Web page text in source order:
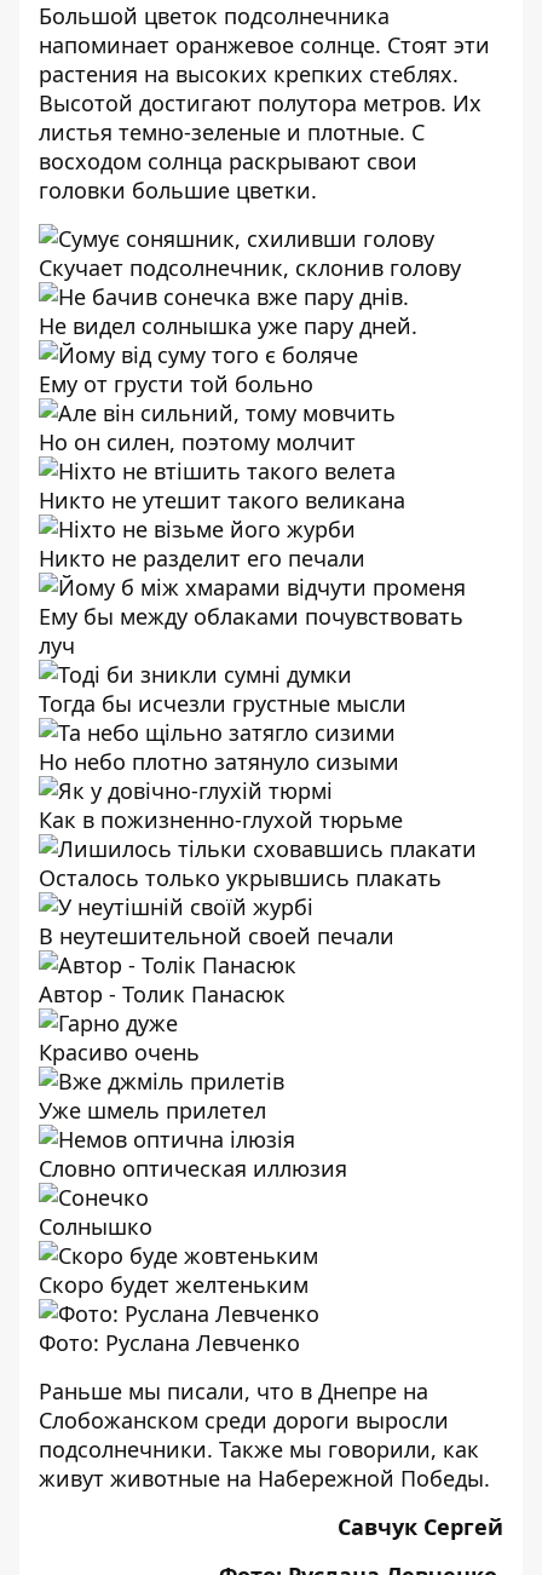
Большой цветок подсолнечника
напоминает оранжевое солнце. Стоят эти
растения на высоких крепких стеблях.
Высотой достигают полутора метров. Их
листья темно-зеленые и плотные. С
восходом солнца раскрывают свои
головки большие цветки.
Скучает подсолнечник, склонив голову
Не видел солнышка уже пару дней.
Ему от грусти той больно
Но он силен, поэтому молчит
Никто не утешит такого великана
Никто не разделит его печали
Ему бы между облаками почувствовать
луч
Тогда бы исчезли грустные мысли
Но небо плотно затянуло сизыми
Как в пожизненно-глухой тюрьме
Осталось только укрывшись плакать
В неутешительной своей печали
Автор - Толик Панасюк
Красиво очень
Уже шмель прилетел
Словно оптическая иллюзия
Солнышко
Скоро будет желтеньким
Фото: Руслана Левченко
Раньше мы писали, что в Днепре на
Слобожанском среди дороги выросли
подсолнечники. Также мы говорили, как
живут животные на Набережной Победы.
Савчук Сергей